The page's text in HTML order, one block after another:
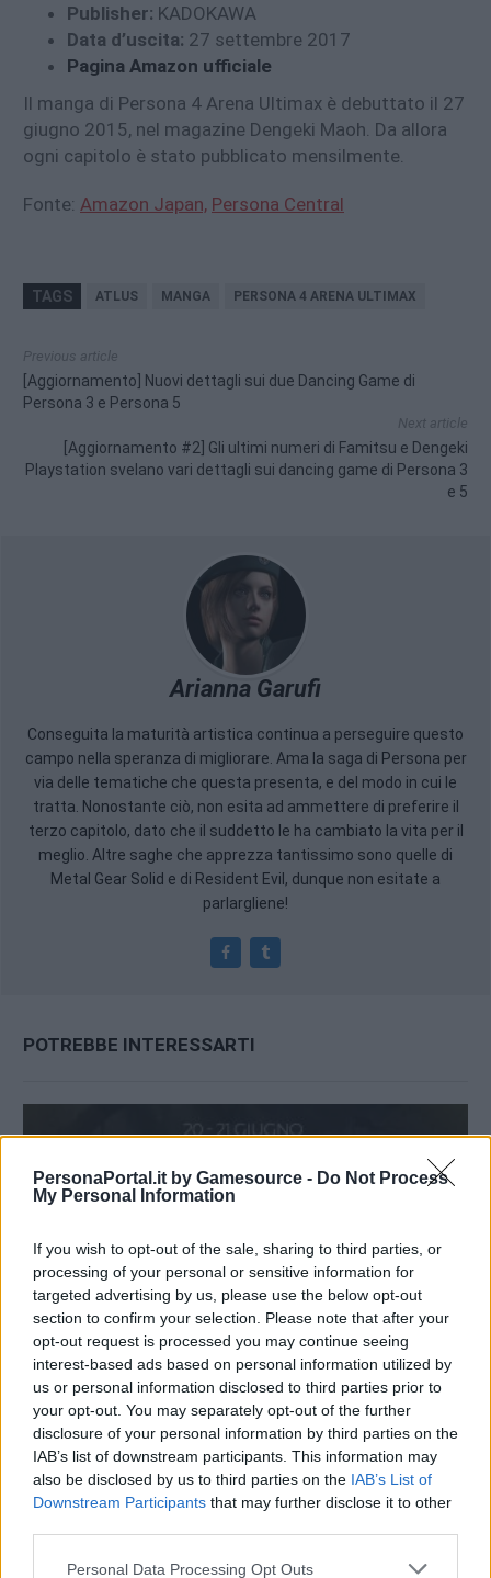
PersonaPortal.it by Gamesource - Do Not Process
My Personal Information
If you wish to opt-out of the sale, sharing to third parties, or
processing of your personal or sensitive information for
targeted advertising by us, please use the below opt-out
section to confirm your selection. Please note that after your
opt-out request is processed you may continue seeing
interest-based ads based on personal information utilized by
us or personal information disclosed to third parties prior to
your opt-out. You may separately opt-out of the further
disclosure of your personal information by third parties on the
IAB’s list of downstream participants. This information may
also be disclosed by us to third parties on the IAB’s List of
Downstream Participants that may further disclose it to other
Personal Data Processing Opt Outs
Publisher: KADOKAWA
Data d’uscita: 27 settembre 2017
Pagina Amazon ufficiale
Il manga di Persona 4 Arena Ultimax è debuttato il 27
giugno 2015, nel magazine Dengeki Maoh. Da allora
ogni capitolo è stato pubblicato mensilmente.
Fonte: Amazon Japan, Persona Central
TAGS ATLUS MANGA PERSONA 4 ARENA ULTIMAX
Previous article
[Aggiornamento] Nuovi dettagli sui due Dancing Game di
Persona 3 e Persona 5
Next article
[Aggiornamento #2] Gli ultimi numeri di Famitsu e Dengeki
Playstation svelano vari dettagli sui dancing game di Persona 3
e 5
Arianna Garufi
Conseguita la maturità artistica continua a perseguire questo
campo nella speranza di migliorare. Ama la saga di Persona per
via delle tematiche che questa presenta, e del modo in cui le
tratta. Nonostante ciò, non esita ad ammettere di preferire il
terzo capitolo, dato che il suddetto le ha cambiato la vita per il
meglio. Altre saghe che apprezza tantissimo sono quelle di
Metal Gear Solid e di Resident Evil, dunque non esitate a
parlargliene!
POTREBBE INTERESSARTI
Shoji Meguro ospite di Music Legends: The World of
Gaming
04/04/2026